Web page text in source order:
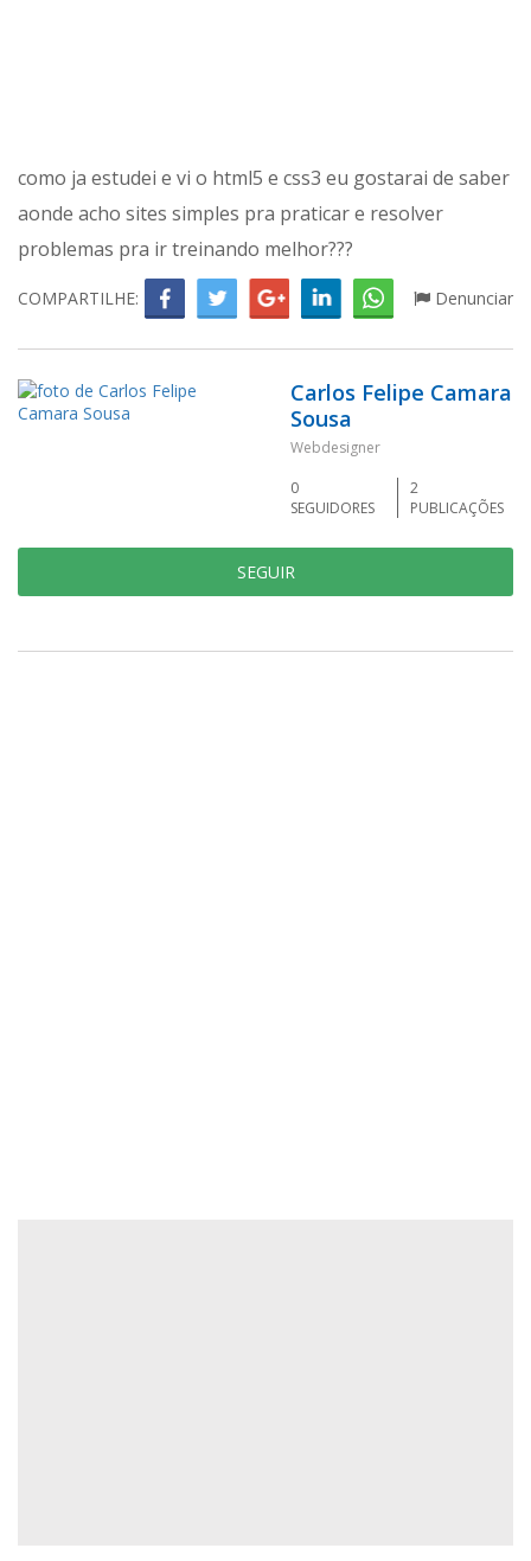
como ja estudei e vi o html5 e css3 eu gostarai de saber
aonde acho sites simples pra praticar e resolver
problemas pra ir treinando melhor???
COMPARTILHE: Denunciar
Carlos Felipe Camara
Sousa
Webdesigner
0
SEGUIDORES
2
PUBLICAÇÕES
SEGUIR